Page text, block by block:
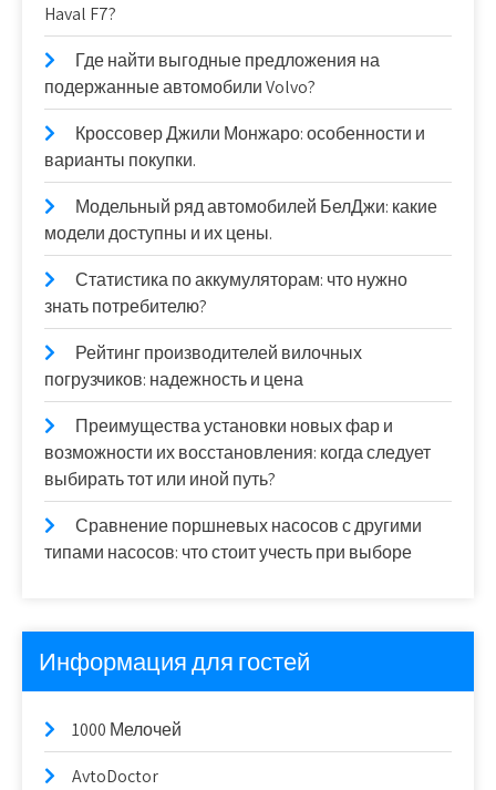
Haval F7?
Где найти выгодные предложения на
подержанные автомобили Volvo?
Кроссовер Джили Монжаро: особенности и
варианты покупки.
Модельный ряд автомобилей БелДжи: какие
модели доступны и их цены.
Статистика по аккумуляторам: что нужно
знать потребителю?
Рейтинг производителей вилочных
погрузчиков: надежность и цена
Преимущества установки новых фар и
возможности их восстановления: когда следует
выбирать тот или иной путь?
Сравнение поршневых насосов с другими
типами насосов: что стоит учесть при выборе
Информация для гостей
1000 Мелочей
AvtoDoctor